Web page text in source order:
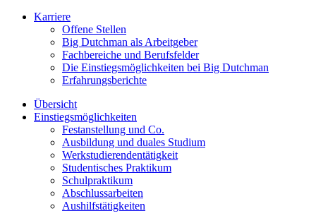
Karriere
Offene Stellen
Big Dutchman als Arbeitgeber
Fachbereiche und Berufsfelder
Die Einstiegsmöglichkeiten bei Big Dutchman
Erfahrungsberichte
Übersicht
Einstiegsmöglichkeiten
Festanstellung und Co.
Ausbildung und duales Studium
Werkstudierendentätigkeit
Studentisches Praktikum
Schulpraktikum
Abschlussarbeiten
Aushilfstätigkeiten